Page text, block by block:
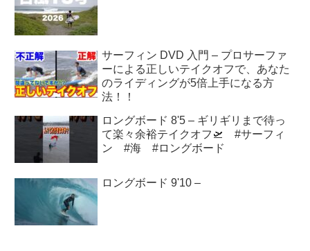
サーフィン DVD 入門 – プロサーファ
ーによる正しいテイクオフで、あなた
のライディングが5倍上手になる方
法！！
ロングボード 8'5 – ギリギリまで待っ
て楽々余裕テイクオフ🛫 #サーフィ
ン #海 #ロングボード
ロングボード 9'10 –